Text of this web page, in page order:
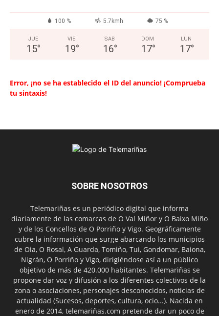
100 % 5.7kmh 75 %
JUE
15°
VIE
19°
SAB
16°
DOM
17°
LUN
17°
Error, ¡no se ha establecido el ID del anuncio! ¡Comprueba
tu sintaxis!
SOBRE NOSOTROS
Telemariñas es un periódico digital que informa
diariamente de las comarcas de O Val Miñor y O Baixo Miño
y de los Concellos de O Porriño y Vigo. Geográficamente
cubre la información que surge abarcando los municipios
de Oia, O Rosal, A Guarda, Tomiño, Tui, Gondomar, Baiona,
Nigrán, O Porriño y Vigo, dirigiéndose así a un público
objetivo de más de 420.000 habitantes. Telemariñas se
propone dar voz y difusión a los diferentes colectivos de la
zona o asociaciones, personajes desconocidos, noticias de
actualidad (Sucesos, deportes, cultura, ocio...). Nacida en
enero de 2014, telemariñas.com pretende dar un poco de